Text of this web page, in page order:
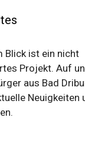
Blick ist ein nicht
Projekt. Auf
aus Bad
Neuigkeiten